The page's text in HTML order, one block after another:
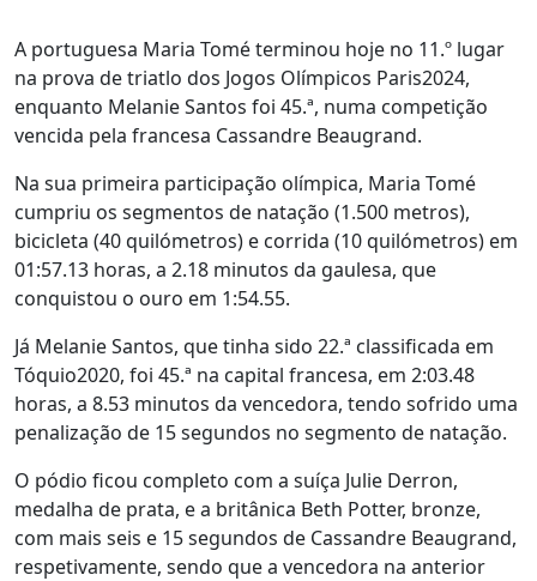
A portuguesa Maria Tomé terminou hoje no 11.º lugar
na prova de triatlo dos Jogos Olímpicos Paris2024,
enquanto Melanie Santos foi 45.ª, numa competição
vencida pela francesa Cassandre Beaugrand.
Na sua primeira participação olímpica, Maria Tomé
cumpriu os segmentos de natação (1.500 metros),
bicicleta (40 quilómetros) e corrida (10 quilómetros) em
01:57.13 horas, a 2.18 minutos da gaulesa, que
conquistou o ouro em 1:54.55.
Já Melanie Santos, que tinha sido 22.ª classificada em
Tóquio2020, foi 45.ª na capital francesa, em 2:03.48
horas, a 8.53 minutos da vencedora, tendo sofrido uma
penalização de 15 segundos no segmento de natação.
O pódio ficou completo com a suíça Julie Derron,
medalha de prata, e a britânica Beth Potter, bronze,
com mais seis e 15 segundos de Cassandre Beaugrand,
respetivamente, sendo que a vencedora na anterior